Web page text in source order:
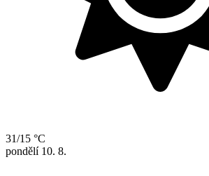
31/15 °C
pondělí 10. 8.